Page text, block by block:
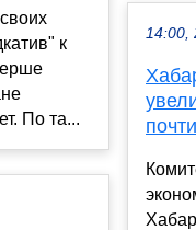
к
По та...
14:00,